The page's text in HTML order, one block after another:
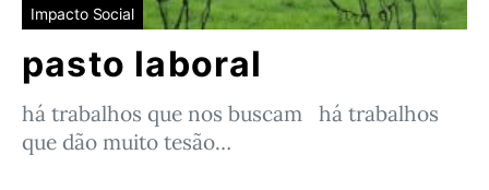
Impacto Social
pasto laboral
há trabalhos que nos buscam há trabalhos
que dão muito tesão…